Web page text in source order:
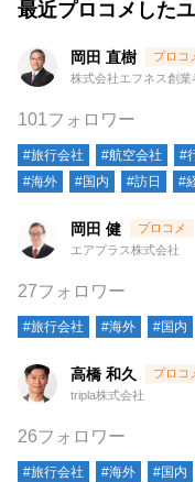
最近プロコメした
岡田 直樹
株式会社エフネス創
101フォロワー
#旅行会社 #航空会社 #
#海外
#国内 #訪日 #
岡田 健
エアプラス株式会社
27フォロワー
#旅行会社 #海外 #国内
高橋 和久
tripla株式会社
26フォロワー
#旅行会社 #海外 #国内